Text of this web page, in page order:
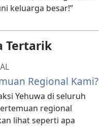
keluarga besar!”
Tertarik
Regional Kami?
Yehuwa di seluruh
regional
lihat seperti apa